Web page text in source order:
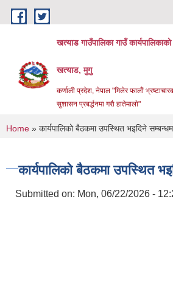
Skip to main content
खत्याड गाउँपालिका गाउँ कार्यपालिकाकाे
खत्याड, मुगु
कर्णाली प्रदेश, नेपाल "मिलेर फालाैं
सुशासन प्रबर्द्धनमा गराै‌ हातेमालाे"
You are here
Home » कार्यपालिको बैठकमा उपस्थित भइदिने
कार्यपालिको बैठकमा उपस्थित
Submitted on: Mon, 06/22/2026 -